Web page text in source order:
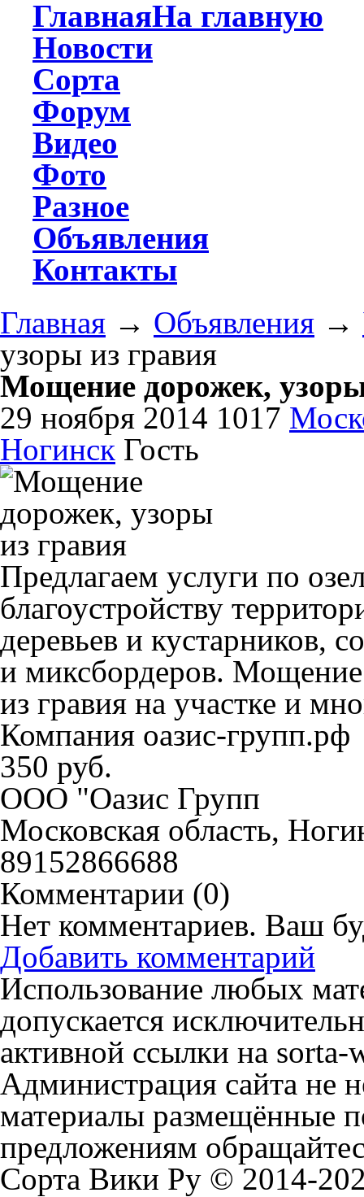
ГлавнаяНа главную
Новости
Сорта
Форум
Видео
Фото
Разное
Объявления
Контакты
Главная → Объявления →
узоры из гравия
Мощение дорожек,
29 ноября 2014 1017
Ногинск Гость
Предлагаем услуги по
благоустройству
деревьев и кустарников,
и миксбордеров.
из гравия на участке и
Компания оазис-групп.рф
350 руб.
ООО "Оазис Групп
Московская область,
89152866688
Комментарии (0)
Нет комментариев. Ваш
Добавить комментарий
Использование любых
допускается
активной ссылки на
Администрация сайта не
материалы размещённые
предложениям
Сорта Вики Ру © 2014-